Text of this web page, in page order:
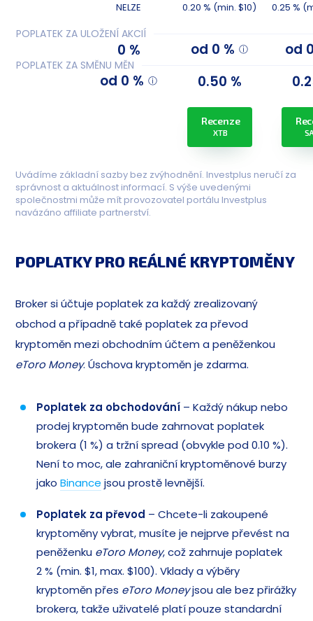
NELZE 0.20 % (min. $10) 0.25 %
POPLATEK ZA ULOŽENÍ AKCIÍ
0 % od 0 % od
POPLATEK ZA SMĚNU MĚN
od 0 % 0.50 %
Recenze
XTB
Uvádíme základní sazby bez zvýhodnění. Investplus neručí za
správnost a aktuálnost informací. S výše uvedenými
společnostmi může mít provozovatel portálu Investplus
navázáno affiliate partnerství.
POPLATKY PRO REÁLNÉ KRYPTOMĚNY
Broker si účtuje poplatek za každý zrealizovaný
obchod a případně také poplatek za převod
kryptoměn mezi obchodním účtem a peněženkou
eToro Money. Úschova kryptoměn je zdarma.
Poplatek za obchodování – Každý nákup nebo
prodej kryptoměn bude zahrnovat poplatek
brokera (1 %) a tržní spread (obvykle pod 0.10 %).
Není to moc, ale zahraniční kryptoměnové burzy
jakoBinance jsou prostě levnější.
Poplatek za převod – Chcete-li zakoupené
kryptoměny vybrat, musíte je nejprve převést na
peněženku eToro Money, což zahrnuje poplatek
2 % (min. $1, max. $100). Vklady a výběry
kryptoměn přes eToro Moneyjsou ale bez přirážky
brokera, takže uživatelé platí pouze standardní